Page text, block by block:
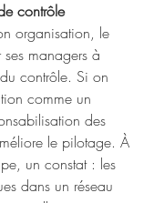
contrôle
organisation, le
managers à
contrôle. Si on
comme un
des
le pilotage. À
un constat : les
dans un réseau